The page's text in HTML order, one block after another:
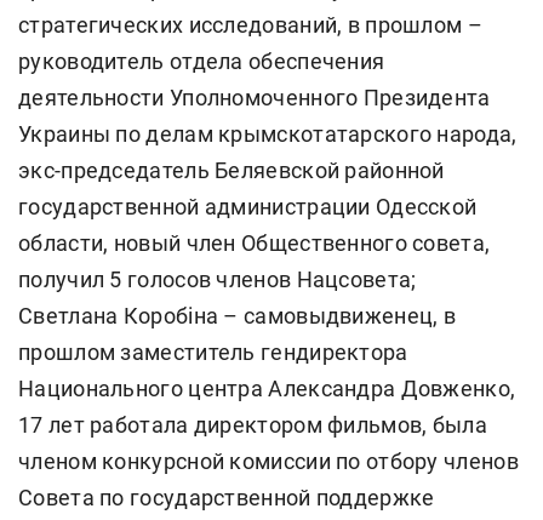
стратегических исследований, в прошлом –
руководитель отдела обеспечения
деятельности Уполномоченного Президента
Украины по делам крымскотатарского народа,
экс-председатель Беляевской районной
государственной администрации Одесской
области, новый член Общественного совета,
получил 5 голосов членов Нацсовета;
Светлана Коробіна – самовыдвиженец, в
прошлом заместитель гендиректора
Национального центра Александра Довженко,
17 лет работала директором фильмов, была
членом конкурсной комиссии по отбору членов
Совета по государственной поддержке